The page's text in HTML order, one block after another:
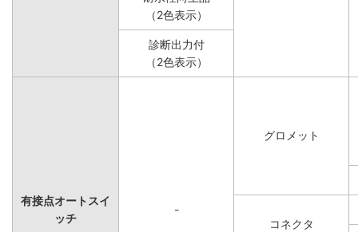
（2色表示）
診断出力付
（2色表示）
有接点オートスイ
ッチ
-
グロメット
コネクタ